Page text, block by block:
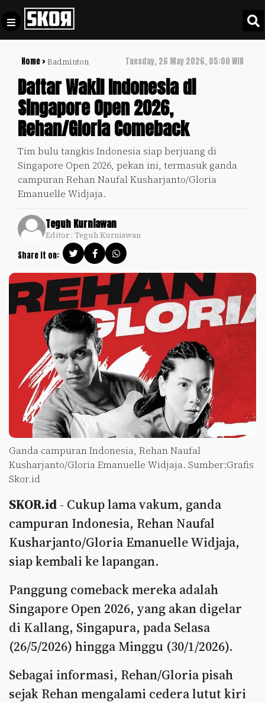
Home > Badminton Tuesday, 26 May 2026, 05:00 WIB
Daftar Wakil Indonesia di
Singapore Open 2026,
Rehan/Gloria Comeback
Tim bulu tangkis Indonesia siap berjuang di
Singapore Open 2026, pekan ini, termasuk ganda
campuran Rehan Naufal Kusharjanto/Gloria
Emanuelle Widjaja.
Teguh Kurniawan
Editor : Teguh Kurniawan
Share it on:
Ganda campuran Indonesia, Rehan Naufal
Kusharjanto/Gloria Emanuelle Widjaja. Sumber:Grafis
Skor.id
SKOR.id - Cukup lama vakum, ganda
campuran Indonesia, Rehan Naufal
Kusharjanto/Gloria Emanuelle Widjaja,
siap kembali ke lapangan.
Panggung comeback mereka adalah
Singapore Open 2026, yang akan digelar
di Kallang, Singapura, pada Selasa
(26/5/2026) hingga Minggu (30/1/2026).
Sebagai informasi, Rehan/Gloria pisah
sejak Rehan mengalami cedera lutut kiri
Football +
Culture +
+
Timnas
Indonesia
SKOR
SPECIAL
Video
Policy
Pedoman
Pemberitaan
Media
Siber
Disclaimer
Tentang